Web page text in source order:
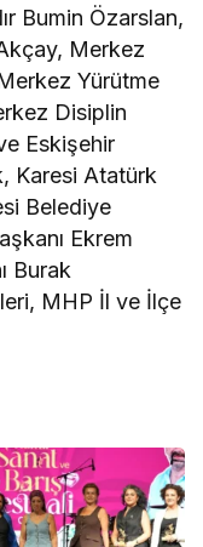
Bumin Özarslan,
Merkez
Yürütme
Disiplin
Eskişehir
Karesi Atatürk
Belediye
Ekrem
Burak
MHP İl ve İlçe